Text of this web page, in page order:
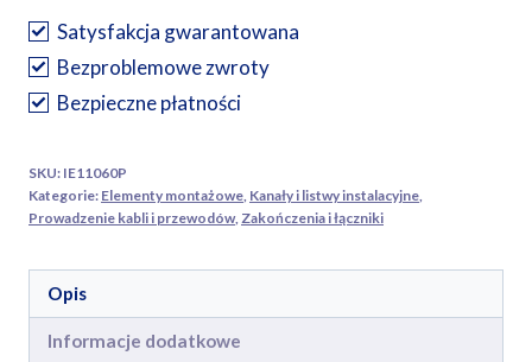
kątowy
LK
60/110
Satysfakcja gwarantowana
Bezproblemowe zwroty
Bezpieczne płatności
SKU: IE11060P
Kategorie: Elementy montażowe Kanały i listwy instalacyjne
Prowadzenie kabli i przewodów, Zakończenia i łączniki
Opis
Informacje dodatkowe